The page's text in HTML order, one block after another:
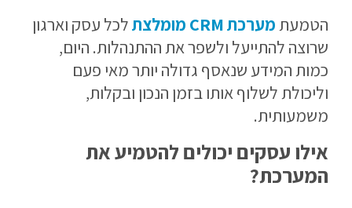
הטמעתמערכת CRM מומלצת
לכל עסק וארגון
שרוצה להתייעל ולשפר את ההתנהלות. היום,
כמות המידע שנאסף גדולה יותר מאי פעם
וליכולת לשלוף אותו בזמן הנכון ובקלות,
משמעותית.
אילו עסקים יכולים להטמיע את
המערכת?